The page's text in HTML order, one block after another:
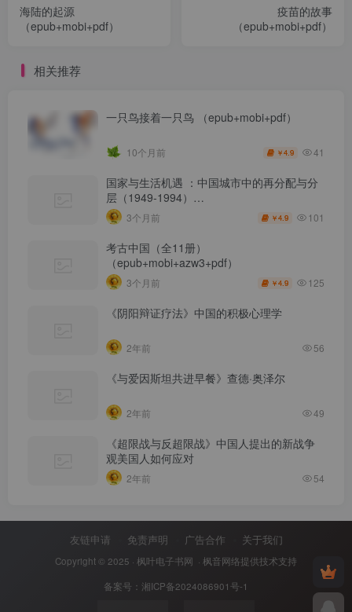
海陆的起源
（epub+mobi+pdf）
疫苗的故事
（epub+mobi+pdf）
相关推荐
一只鸟接着一只鸟 （epub+mobi+pdf）
10个月前 ￥4.9 41
国家与生活机遇 ：中国城市中的再分配与分
层（1949-1994）
（epub+mobi+azw3+pdf）
3个月前 ￥4.9 101
考古中国（全11册）
（epub+mobi+azw3+pdf）
3个月前 ￥4.9 125
《阴阳辩证疗法》中国的积极心理学
2年前 56
《与爱因斯坦共进早餐》查德·奥泽尔
2年前 49
《超限战与反超限战》中国人提出的新战争
观美国人如何应对
2年前 54
友链申请 免责声明 广告合作 关于我们
Copyright © 2025 · 枫叶电子书网 · 枫音网络提供技术支持
备案号： 湘ICP备2024086901号-1